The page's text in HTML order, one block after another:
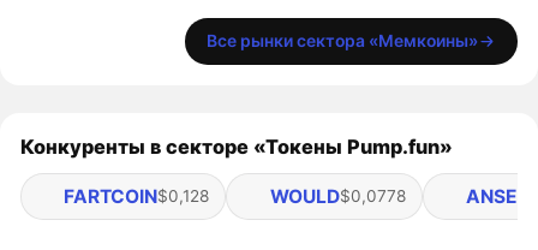
Все рынки сектора «Мемкоины»
Конкуренты в секторе «Токены Pump.fun»
FARTCOIN$0,128 WOULD$0,0778 ANSEM